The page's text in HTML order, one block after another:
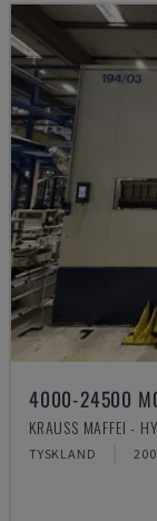
4000-24500
KRAUSS MAFFEI -
TYSKLAND